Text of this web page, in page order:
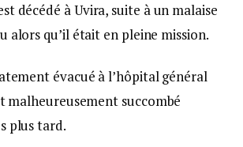
décédé à Uvira, suite à un malaise
alors qu’il était en pleine mission.
évacué à l’hôpital général
malheureusement succombé
plus tard.